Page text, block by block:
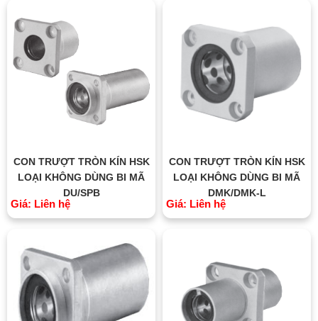
CON TRƯỢT TRÒN KÍN HSK
LOẠI KHÔNG DÙNG BI MÃ
DU/SPB
Giá: Liên hệ
CON TRƯỢT TRÒN KÍN HSK
LOẠI KHÔNG DÙNG BI MÃ
DMK/DMK-L
Giá: Liên hệ